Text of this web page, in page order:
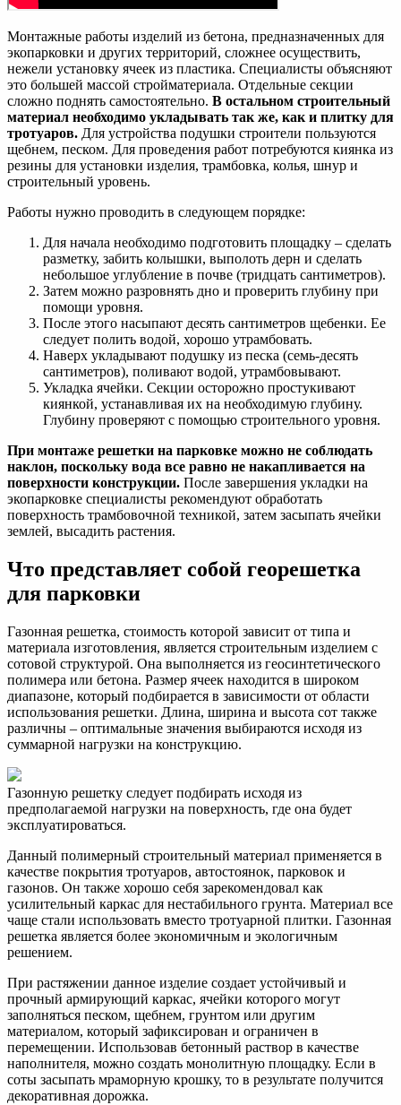
Монтажные работы изделий из бетона, предназначенных для
экопарковки и других территорий, сложнее осуществить,
нежели установку ячеек из пластика. Специалисты объясняют
это большей массой стройматериала. Отдельные секции
сложно поднять самостоятельно. В остальном строительный
материал необходимо укладывать так же, как и плитку для
тротуаров. Для устройства подушки строители пользуются
щебнем, песком. Для проведения работ потребуются киянка из
резины для установки изделия, трамбовка, колья, шнур и
строительный уровень.
Работы нужно проводить в следующем порядке:
Для начала необходимо подготовить площадку – сделать
разметку, забить колышки, выполоть дерн и сделать
небольшое углубление в почве (тридцать сантиметров).
Затем можно разровнять дно и проверить глубину при
помощи уровня.
После этого насыпают десять сантиметров щебенки. Ее
следует полить водой, хорошо утрамбовать.
Наверх укладывают подушку из песка (семь-десять
сантиметров), поливают водой, утрамбовывают.
Укладка ячейки. Секции осторожно простукивают
киянкой, устанавливая их на необходимую глубину.
Глубину проверяют с помощью строительного уровня.
При монтаже решетки на парковке можно не соблюдать
наклон, поскольку вода все равно не накапливается на
поверхности конструкции. После завершения укладки на
экопарковке специалисты рекомендуют обработать
поверхность трамбовочной техникой, затем засыпать ячейки
землей, высадить растения.
Что представляет собой георешетка
для парковки
Газонная решетка, стоимость которой зависит от типа и
материала изготовления, является строительным изделием с
сотовой структурой. Она выполняется из геосинтетического
полимера или бетона. Размер ячеек находится в широком
диапазоне, который подбирается в зависимости от области
использования решетки. Длина, ширина и высота сот также
различны – оптимальные значения выбираются исходя из
суммарной нагрузки на конструкцию.
Газонную решетку следует подбирать исходя из
предполагаемой нагрузки на поверхность, где она будет
эксплуатироваться.
Данный полимерный строительный материал применяется в
качестве покрытия тротуаров, автостоянок, парковок и
газонов. Он также хорошо себя зарекомендовал как
усилительный каркас для нестабильного грунта. Материал все
чаще стали использовать вместо тротуарной плитки. Газонная
решетка является более экономичным и экологичным
решением.
При растяжении данное изделие создает устойчивый и
прочный армирующий каркас, ячейки которого могут
заполняться песком, щебнем, грунтом или другим
материалом, который зафиксирован и ограничен в
перемещении. Использовав бетонный раствор в качестве
наполнителя, можно создать монолитную площадку. Если в
соты засыпать мраморную крошку, то в результате получится
декоративная дорожка.